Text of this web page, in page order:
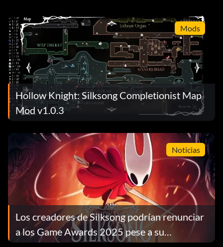
Mods
Hollow Knight: Silksong Completionist Map
Mod v1.0.3
Noticias
Los creadores de Silksong podrían renunciar
a los Game Awards 2025 pese a su